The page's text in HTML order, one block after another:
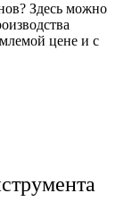
Здесь можно
цене и с